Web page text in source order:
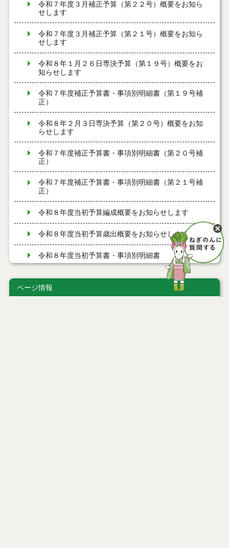
令和７年度３月補正予算（第２２号）概要をお知ら
せします
令和７年度３月補正予算（第２１号）概要をお知ら
せします
令和８年１月２６日専決予算（第１９号）概要をお
知らせします
令和７年度補正予算書・事項別明細書（第１９号補
正）
令和８年２月３日専決予算（第２０号）概要をお知
らせします
令和７年度補正予算書・事項別明細書（第２０号補
正）
令和７年度補正予算書・事項別明細書（第２１号補
正）
令和８年度当初予算編成概要をお知らせします
令和８年度当初予算歳出概要をお知らせします
令和８年度当初予算書・事項別明細書
令和７年度補正予算書・事項別明細書（第１７号補
正）
ページ情報